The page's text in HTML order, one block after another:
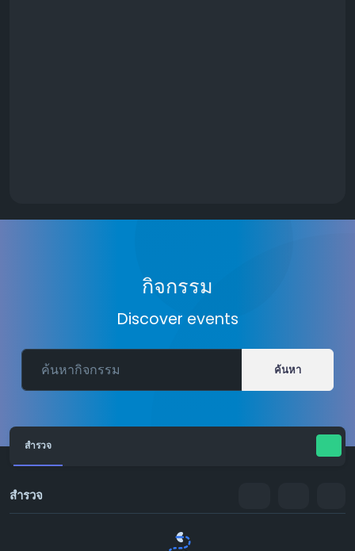
กิจกรรม
Discover events
ค้นหา
สำรวจ
สำรวจ